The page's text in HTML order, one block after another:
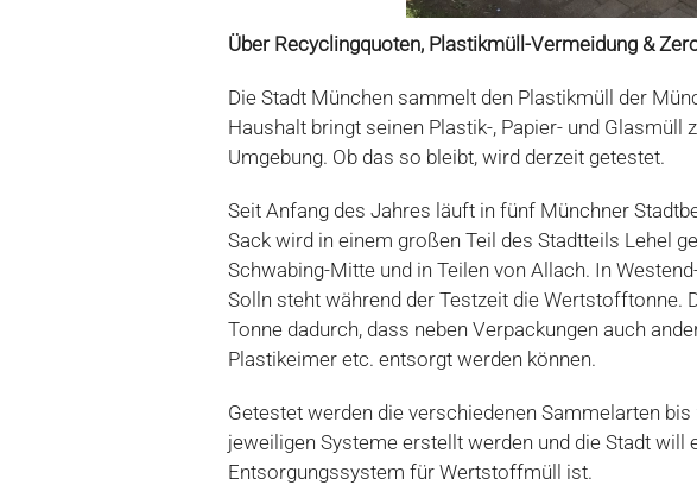
Über Recyclingquoten, Plastikmüll-Vermeidung &
Die Stadt München sammelt den Plastikmüll der
Haushalt bringt seinen Plastik-, Papier- und
Umgebung. Ob das so bleibt, wird derzeit getestet.
Seit Anfang des Jahres läuft in fünf Münchner
Sack wird in einem großen Teil des Stadtteils Lehel
Schwabing-Mitte und in Teilen von Allach. In
Solln steht während der Testzeit die Wertstofftonne.
Tonne dadurch, dass neben Verpackungen auch
Plastikeimer etc. entsorgt werden können.
Getestet werden die verschiedenen Sammelarten
jeweiligen Systeme erstellt werden und die Stadt will
Entsorgungssystem für Wertstoffmüll ist.